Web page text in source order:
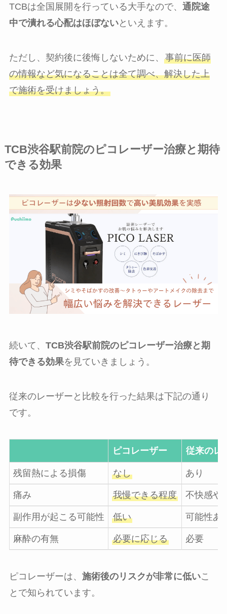
TCBは全国展開を行っている大手なので、 通院途
中で潰れる心配はほぼないといえます。
ただし、契約後に後悔しないために、 事前に医師
の情報など気になることは全て調べ、解決した上
で施術を受けましょう。
TCB渋谷駅前院のピコレーザー治療と期待
できる効果
続いて、 TCB渋谷駅前院のピコレーザー治療と期
待できる効果を見ていきましょう。
従来のレーザーと比較を行った結果は下記の通り
です。
ピコレーザー 従来のレ
残留熱による損傷 なし あり
痛み 我慢できる程度 不快感や
副作用が起こる可能性 低い 可能性あ
麻酔の有無 必要に応じる 必要
ピコレーザーは、 施術後のリスクが非常に低いこ
とで知られています。